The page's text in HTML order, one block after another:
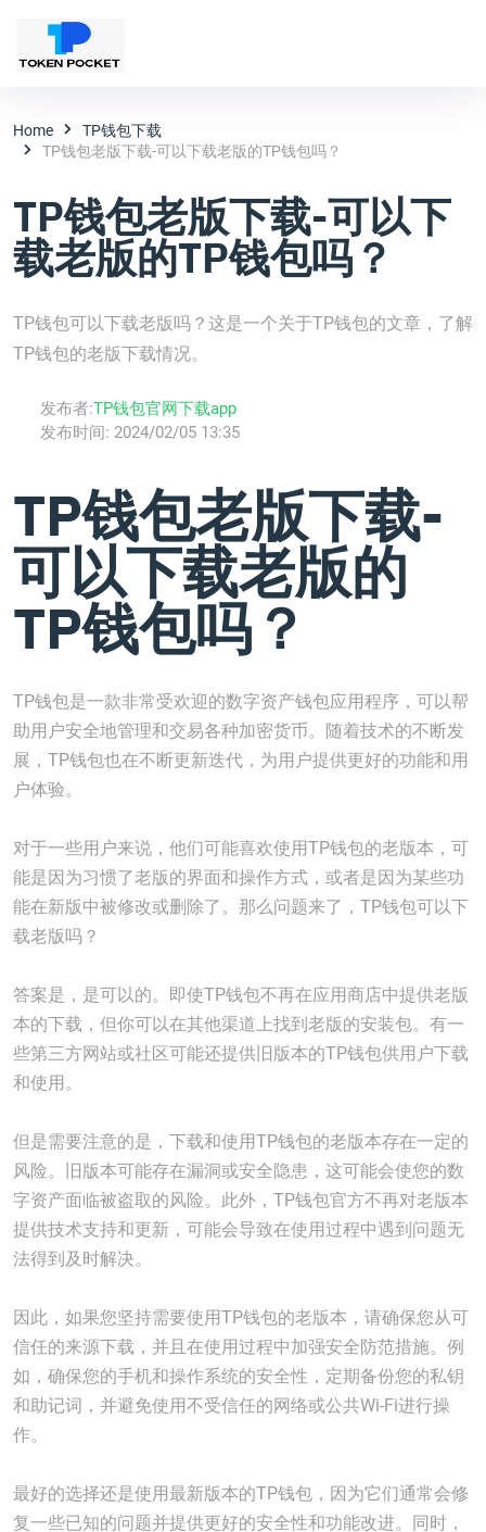
Home
TP钱包下载
TP钱包老版下载-可以下载老版的TP钱包吗？
TP钱包老版下载-可以下
载老版的TP钱包吗？
TP钱包可以下载老版吗？这是一个关于TP钱包的文章，了解
TP钱包的老版下载情况。
发布者:TP钱包官网下载app
发布时间: 2024/02/05 13:35
TP钱包老版下载-
可以下载老版的
TP钱包吗？
TP钱包是一款非常受欢迎的数字资产钱包应用程序，可以帮
助用户安全地管理和交易各种加密货币。随着技术的不断发
展，TP钱包也在不断更新迭代，为用户提供更好的功能和用
户体验。
对于一些用户来说，他们可能喜欢使用TP钱包的老版本，可
能是因为习惯了老版的界面和操作方式，或者是因为某些功
能在新版中被修改或删除了。那么问题来了，TP钱包可以下
载老版吗？
答案是，是可以的。即使TP钱包不再在应用商店中提供老版
本的下载，但你可以在其他渠道上找到老版的安装包。有一
些第三方网站或社区可能还提供旧版本的TP钱包供用户下载
和使用。
但是需要注意的是，下载和使用TP钱包的老版本存在一定的
风险。旧版本可能存在漏洞或安全隐患，这可能会使您的数
字资产面临被盗取的风险。此外，TP钱包官方不再对老版本
提供技术支持和更新，可能会导致在使用过程中遇到问题无
法得到及时解决。
因此，如果您坚持需要使用TP钱包的老版本，请确保您从可
信任的来源下载，并且在使用过程中加强安全防范措施。例
如，确保您的手机和操作系统的安全性，定期备份您的私钥
和助记词，并避免使用不受信任的网络或公共Wi-Fi进行操
作。
最好的选择还是使用最新版本的TP钱包，因为它们通常会修
复一些已知的问题并提供更好的安全性和功能改进。同时，